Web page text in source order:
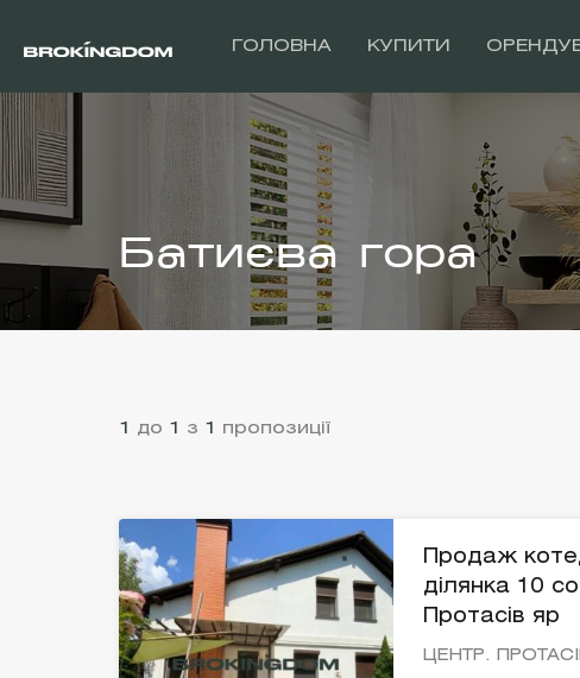
ГОЛОВНА КУПИТИ
Батиєва гора
1 до 1 з 1 пропозиції
Продаж
ділянка 10
Протасів яр
ЦЕНТР.